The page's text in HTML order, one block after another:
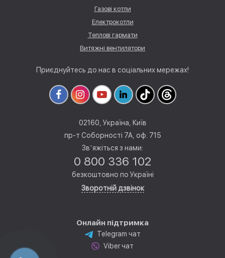
Газові котли
Електрокотли
Теплові гармати
Витяжні вентилятори
Приєднуйтесь до нас в соціальних мережах!
02160, Україна, Київ
пр-т Соборності 7А, оф. 715
Звʼяжіться з нами:
0 800 336 102
безкоштовно по Україні
Зворотній дзвінок
Онлайн підтримка
Telegram чат
Viber чат